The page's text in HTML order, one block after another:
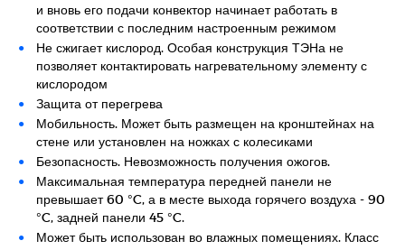
и вновь его подачи конвектор начинает работать в
соответствии с последним настроенным режимом
Не сжигает кислород. Особая конструкция ТЭНа не
позволяет контактировать нагревательному элементу с
кислородом
Защита от перегрева
Мобильность. Может быть размещен на кронштейнах на
стене или установлен на ножках с колесиками
Безопасность. Невозможность получения ожогов.
Максимальная температура передней панели не
превышает 60 °C, а в месте выхода горячего воздуха - 90
°C, задней панели 45 °C.
Может быть использован во влажных помещениях. Класс